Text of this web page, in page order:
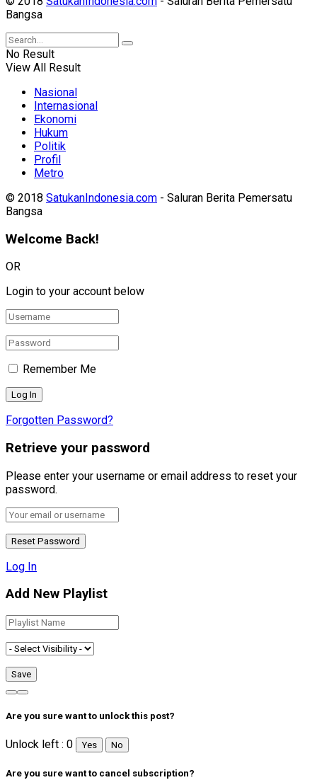
Bangsa
No Result
View All Result
Nasional
Internasional
Ekonomi
Hukum
Politik
Profil
Metro
© 2018 SatukanIndonesia.com - Saluran Berita Pemersatu
Bangsa
Welcome Back!
OR
Login to your account below
Remember Me
Forgotten Password?
Retrieve your password
Please enter your username or email address to reset your
password.
Log In
Add New Playlist
Are you sure want to unlock this post?
Unlock left : 0 Yes No
Are you sure want to cancel subscription?